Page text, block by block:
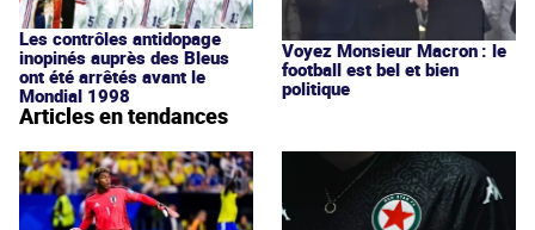
Les contrôles antidopage
inopinés auprès des Bleus
ont été arrêtés avant le
Mondial 1998
Voyez Monsieur Macron : le
football est bel et bien
politique
Articles en tendances